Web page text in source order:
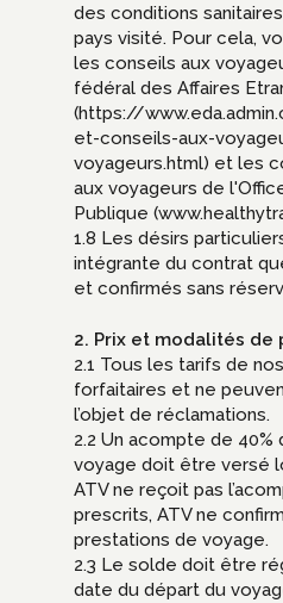
des conditions
pays visité. Pour cela,
les conseils aux
fédéral des Affaires
(https://
et-conseils-aux-
voyageurs.html) et les
aux voyageurs de
Publique
1.8 Les désirs
intégrante du contrat
et confirmés sans
2. Prix et modalités de
2.1 Tous les tarifs de
forfaitaires et ne
l’objet de réclamations.
2.2 Un acompte de 40%
voyage doit être versé
ATV ne reçoit pas
prescrits, ATV ne
prestations de voyage.
2.3 Le solde doit être
date du départ du